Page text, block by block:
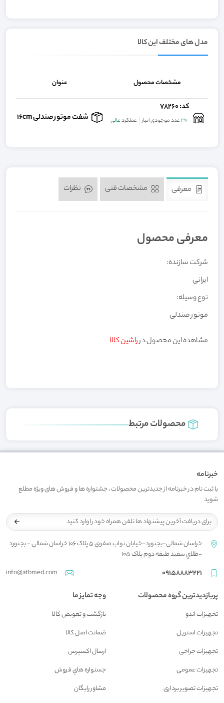
مدل های مختلف این کالا
مشخصات محصول عنوان
کد: 78260
30عدد موجودی انبار عملکردعالی شفت موتور صندلی 16cm
معرفی
معرفی محصول
شرکت سازنده:
ایرانی
نوع وسیله:
موتور صندلی
مشاهده این محصول درراشین کالا
محصولات مرتبط
خبرنامه
با ثبت نام در خبرنامه از جدیدترین محصولات ، جشنواره ها و فروش های ویژه مطلع
شوید
خراسان شمالي-بجنورد-خيابان نواب صفوي 5 پلاک 106 خراسان شمالي - بجنورد
-طلاي سفيد طبقه دوم پلاک 105
09158883221
info@atbmed.com
پربازدیدترین گروه محصولات
تجهیزات اندو
تجهیزات استریل
تجهیزات جراحی
تجهیزات عمومی
تجهیزات تصویر برداری
وجه تمایز ما
بازگشت و تعويض کالا
ضمانت اصل کالا
ارسال اکسپرس
جسنواره هاي فروش
مشاور رايگان